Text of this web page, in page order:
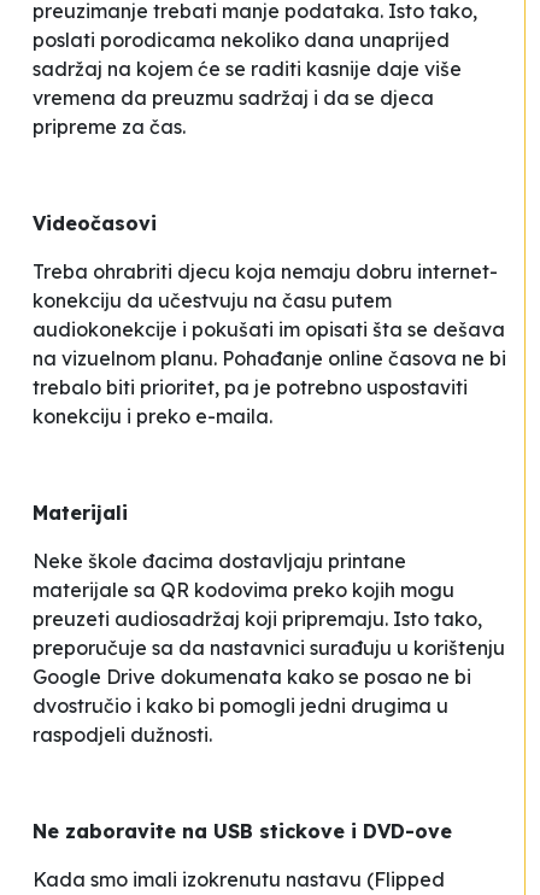
preuzimanje trebati manje podataka. Isto tako,
poslati porodicama nekoliko dana unaprijed
sadržaj na kojem će se raditi kasnije daje više
vremena da preuzmu sadržaj i da se djeca
pripreme za čas.
Videočasovi
Treba ohrabriti djecu koja nemaju dobru internet-
konekciju da učestvuju na času putem
audiokonekcije i pokušati im opisati šta se dešava
na vizuelnom planu. Pohađanje online časova ne bi
trebalo biti prioritet, pa je potrebno uspostaviti
konekciju i preko e-maila.
Materijali
Neke škole đacima dostavljaju printane
materijale sa QR kodovima preko kojih mogu
preuzeti audiosadržaj koji pripremaju. Isto tako,
preporučuje sa da nastavnici surađuju u korištenju
Google Drive dokumenata kako se posao ne bi
dvostručio i kako bi pomogli jedni drugima u
raspodjeli dužnosti.
Ne zaboravite na USB stickove i DVD-ove
Kada smo imali izokrenutu nastavu (Flipped